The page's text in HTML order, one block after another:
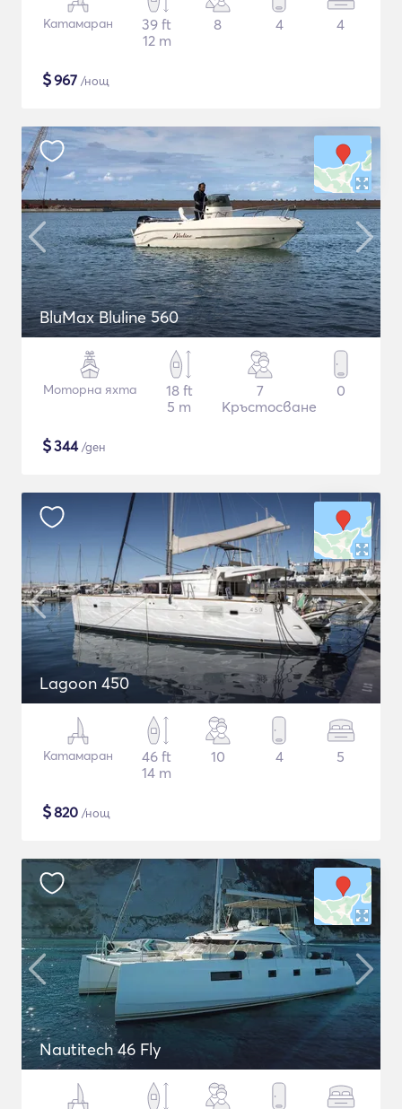
Катамаран
39 ft
12 m
8 4 4
$967 /нощ
BluMax Bluline 560
Моторна яхта
18 ft
5 m
7
Кръстосване
0
$344/ден
Lagoon 450
Катамаран
46 ft
14 m
10 4 5
$820 /нощ
Nautitech 46 Fly